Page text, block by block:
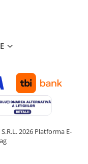
2026 Platforma E-